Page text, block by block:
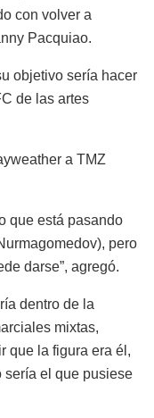
con volver a
Pacquiao.
objetivo sería hacer
de las artes
a TMZ
que está pasando
pero
darse”, agregó.
dentro de la
mixtas,
que la figura era él,
sería el que pusiese